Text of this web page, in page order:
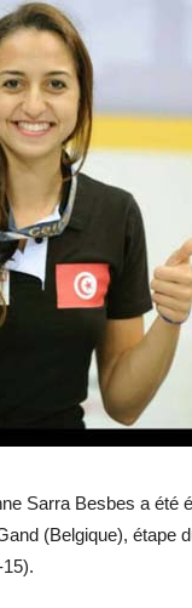
Sarra Besbes a été
(Belgique), étape